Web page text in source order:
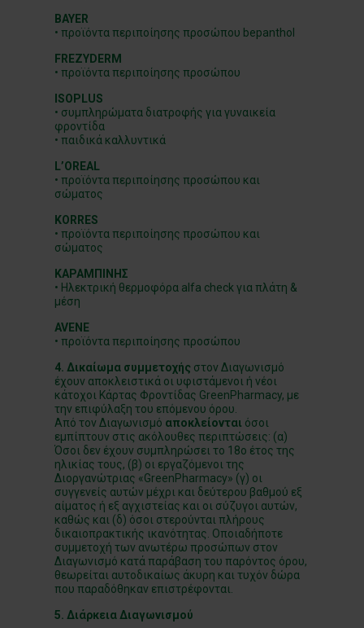
BAYER
• προϊόντα περιποίησης προσώπου bepanthol
FREZYDERM
• προϊόντα περιποίησης προσώπου
ISOPLUS
• συμπληρώματα διατροφής για γυναικεία
φροντίδα
• παιδικά καλλυντικά
L’OREAL
• προϊόντα περιποίησης προσώπου και
σώματος
KORRES
• προϊόντα περιποίησης προσώπου και
σώματος
ΚΑΡΑΜΠΙΝΗΣ
• Ηλεκτρική θερμοφόρα alfa check για πλάτη &
μέση
AVENE
• προϊόντα περιποίησης προσώπου
4. Δικαίωμα συμμετοχής στον Διαγωνισμό
έχουν αποκλειστικά οι υφιστάμενοι ή νέοι
κάτοχοι Κάρτας Φροντίδας GreenPharmacy, με
την επιφύλαξη του επόμενου όρου.
Από τον Διαγωνισμό αποκλείονται όσοι
εμπίπτουν στις ακόλουθες περιπτώσεις: (α)
Όσοι δεν έχουν συμπληρώσει το 18ο έτος της
ηλικίας τους, (β) οι εργαζόμενοι της
Διοργανώτριας «GreenPharmacy» (γ) οι
συγγενείς αυτών μέχρι και δεύτερου βαθμού εξ
αίματος ή εξ αγχιστείας και οι σύζυγοι αυτών,
καθώς και (δ) όσοι στερούνται πλήρους
δικαιοπρακτικής ικανότητας. Οποιαδήποτε
συμμετοχή των ανωτέρω προσώπων στον
Διαγωνισμό κατά παράβαση του παρόντος όρου,
θεωρείται αυτοδικαίως άκυρη και τυχόν δώρα
που παραδόθηκαν επιστρέφονται.
5. Διάρκεια Διαγωνισμού